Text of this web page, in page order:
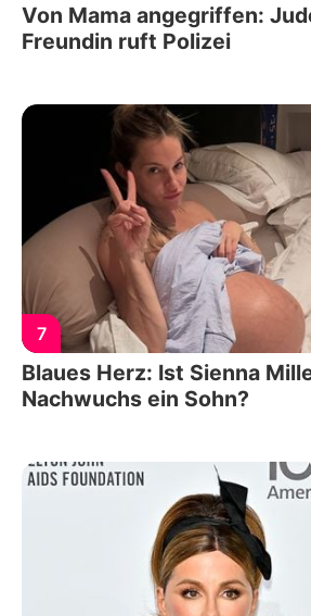
Von Mama angegriffen:
Freundin ruft Polizei
7
Blaues Herz: Ist Sienna
Nachwuchs ein Sohn?